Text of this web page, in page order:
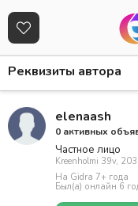
Реквизиты автора
elenaash
0 активных
Частное лицо
Kreenholmi 39v,
На Gidra 7+ года
Был(а) онлайн 6